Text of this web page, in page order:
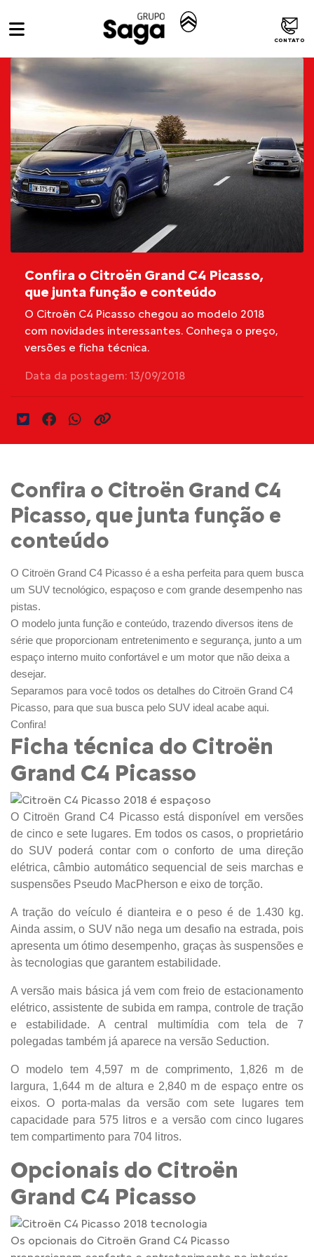
CONTATO
Confira o Citroën Grand C4 Picasso,
que junta função e conteúdo
O Citroën C4 Picasso chegou ao modelo 2018
com novidades interessantes. Conheça o preço,
versões e ficha técnica.
Data da postagem: 13/09/2018
Confira o Citroën Grand C4
Picasso, que junta função e
conteúdo
O Citroën Grand C4 Picasso é a esha perfeita para quem busca
um SUV tecnológico, espaçoso e com grande desempenho nas
pistas.
O modelo junta função e conteúdo, trazendo diversos itens de
série que proporcionam entretenimento e segurança, junto a um
espaço interno muito confortável e um motor que não deixa a
desejar.
Separamos para você todos os detalhes do Citroën Grand C4
Picasso, para que sua busca pelo SUV ideal acabe aqui.
Confira!
Ficha técnica do Citroën
Grand C4 Picasso
O Citroën Grand C4 Picasso está disponível em versões
de cinco e sete lugares. Em todos os casos, o proprietário
do SUV poderá contar com o conforto de uma direção
elétrica, câmbio automático sequencial de seis marchas e
suspensões Pseudo MacPherson e eixo de torção.
A tração do veículo é dianteira e o peso é de 1.430 kg.
Ainda assim, o SUV não nega um desafio na estrada, pois
apresenta um ótimo desempenho, graças às suspensões e
às tecnologias que garantem estabilidade.
A versão mais básica já vem com freio de estacionamento
elétrico, assistente de subida em rampa, controle de tração
e estabilidade. A central multimídia com tela de 7
polegadas também já aparece na versão Seduction.
O modelo tem 4,597 m de comprimento, 1,826 m de
largura, 1,644 m de altura e 2,840 m de espaço entre os
eixos. O porta-malas da versão com sete lugares tem
capacidade para 575 litros e a versão com cinco lugares
tem compartimento para 704 litros.
Opcionais do Citroën
Grand C4 Picasso
Os opcionais do Citroën Grand C4 Picasso